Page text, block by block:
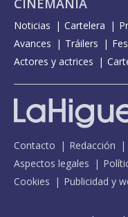
CINEMANÍA
Noticias Cartelera
Avances
Tráilers
Actores y actrices
Contacto Redacción
Aspectos legales
Cookies
Publicidad y